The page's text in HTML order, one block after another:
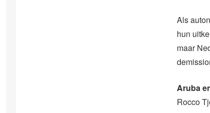
Als
hun
maar
Aruba
Rocco